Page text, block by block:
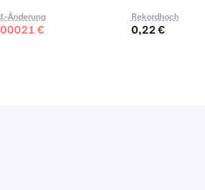
Änderung
€
Rekordhoch
0,22 €